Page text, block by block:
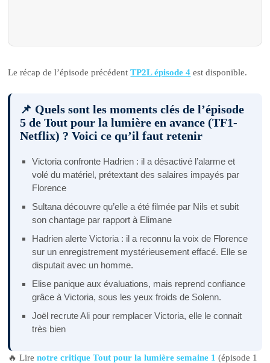
Le récap de l’épisode précédentTP2L épisode 4 est disponible.
📌 Quels sont les moments clés de l’épisode
5 de Tout pour la lumière en avance (TF1-
Netflix) ? Voici ce qu’il faut retenir
Victoria confronte Hadrien : il a désactivé l’alarme et
volé du matériel, prétextant des salaires impayés par
Florence
Sultana découvre qu’elle a été filmée par Nils et subit
son chantage par rapport à Elimane
Hadrien alerte Victoria : il a reconnu la voix de Florence
sur un enregistrement mystérieusement effacé. Elle se
disputait avec un homme.
Elise panique aux évaluations, mais reprend confiance
grâce à Victoria, sous les yeux froids de Solenn.
Joël recrute Ali pour remplacer Victoria, elle le connait
très bien
🔥 Lirenotre critique Tout pour la lumière semaine 1 (épisode 1